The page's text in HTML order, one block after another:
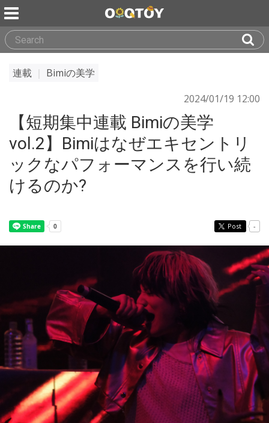
連載
Bimiの美学
2024/01/19 12:00
【短期集中連載 Bimiの美学
vol.2】Bimiはなぜエキセントリ
ックなパフォーマンスを行い続
けるのか?
Post -